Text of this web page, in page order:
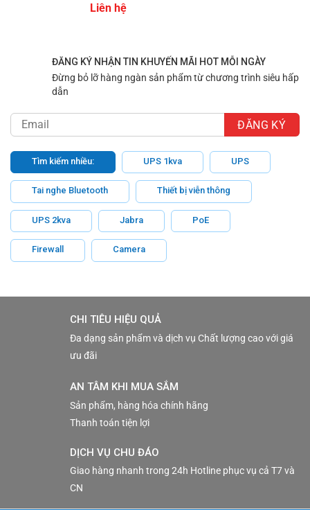
Liên hệ
ĐĂNG KÝ NHẬN TIN KHUYẾN MÃI HOT MỖI NGÀY
Đừng bỏ lỡ hàng ngàn sản phẩm từ chương trình siêu hấp
dẫn
Tìm kiếm nhiều: UPS 1kva UPS
Tai nghe Bluetooth Thiết bị viễn thông
UPS 2kva Jabra PoE
Firewall Camera
CHI TIÊU HIỆU QUẢ
Đa dạng sản phẩm và dịch vụ Chất lượng cao với giá
ưu đãi
AN TÂM KHI MUA SẮM
Sản phẩm, hàng hóa chính hãng
Thanh toán tiện lợi
DỊCH VỤ CHU ĐÁO
Giao hàng nhanh trong 24h Hotline phục vụ cả T7 và
CN